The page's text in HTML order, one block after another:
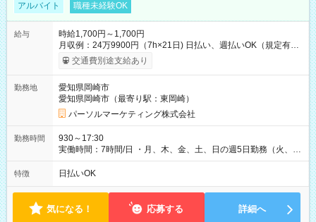
アルバイト 職種未経験OK
給与
時給1,700円～1,700円
月収例：24万9900円（7h×21日) 日払い、週払いOK（規定有
り） 【試用期間】試用期間なし
交通費別途支給あり
勤務地
愛知県岡崎市
愛知県岡崎市（最寄り駅：東岡崎）
パーソルマーケティング株式会社
勤務時間
930～17:30
実働時間：7時間/日 ・月、木、金、土、日の週5日勤務（火、水
は固定休です／夏季、年末年始等、長期休暇有り！） ・ワンシ
フト！ 残業ほぼナシ（0～5h/月）
特徴 日払いOK
気になる！ 応募する 詳細へ